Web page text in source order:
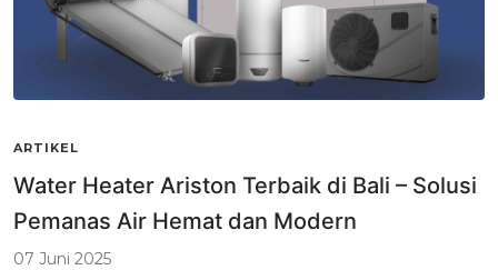
ARTIKEL
Water Heater Ariston Terbaik di Bali – Solusi
Pemanas Air Hemat dan Modern
07 Juni 2025